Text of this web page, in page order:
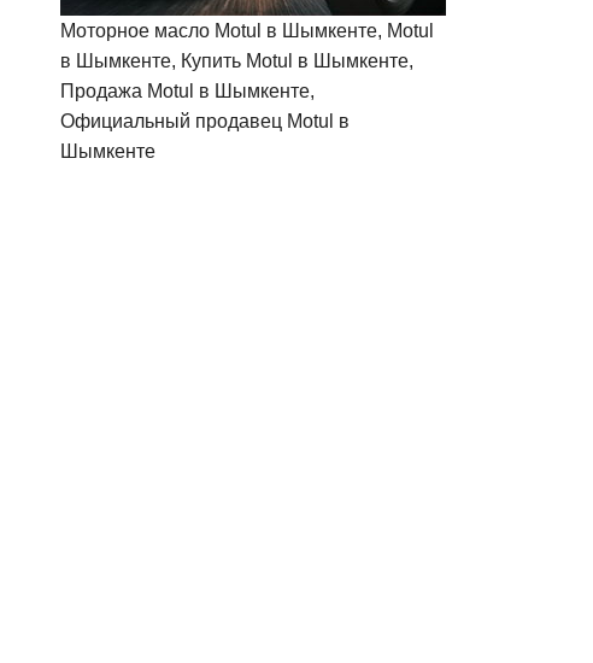
Моторное масло Motul в Шымкенте, Motul
в Шымкенте, Купить Motul в Шымкенте,
Продажа Motul в Шымкенте,
Официальный продавец Motul в
Шымкенте